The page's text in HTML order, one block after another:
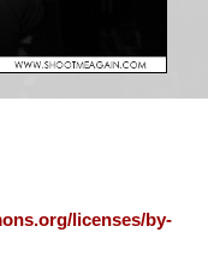
licenses/by-